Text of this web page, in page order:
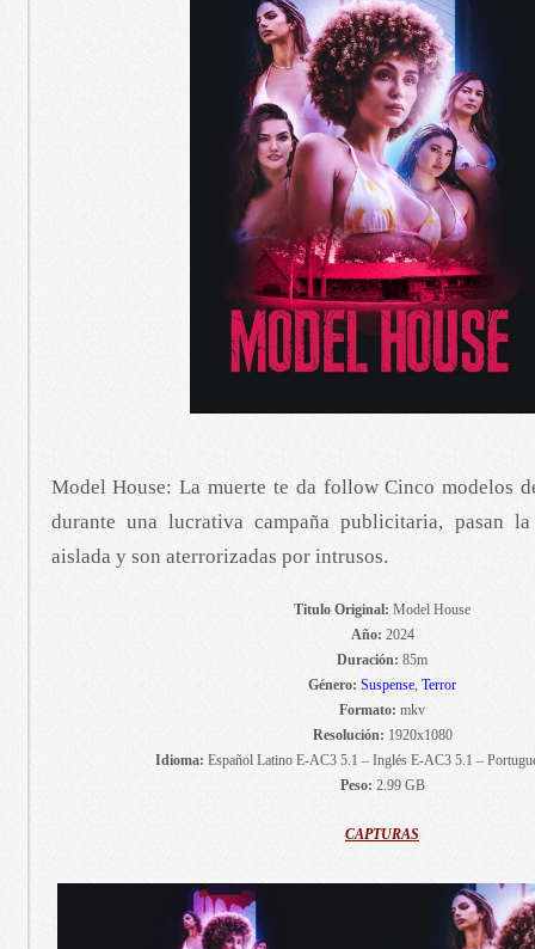
Model House: La muerte te da follow Cinco modelos
durante una lucrativa campaña publicitaria, pasan
aislada y son aterrorizadas por intrusos.
Titulo Original: Model House
Año: 2024
Duración: 85m
Género: Suspense, Terror
Formato: mkv
Resolución: 1920x1080
Idioma: Español Latino E-AC3 5.1 – Inglés E-AC3 5.1 –
Peso: 2.99 GB
CAPTURAS